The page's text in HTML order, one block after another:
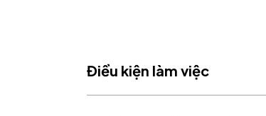
Điều kiện làm việc